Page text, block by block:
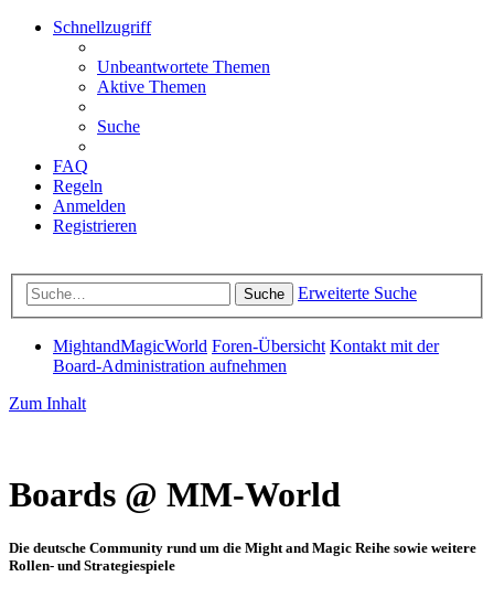
Schnellzugriff
Unbeantwortete Themen
Aktive Themen
Suche
FAQ
Regeln
Anmelden
Registrieren
Suche Erweiterte Suche
MightandMagicWorld Foren-Übersicht Kontakt mit der
Board-Administration aufnehmen
Zum Inhalt
Boards @ MM-World
Die deutsche Community rund um die Might and Magic Reihe sowie weitere
Rollen- und Strategiespiele